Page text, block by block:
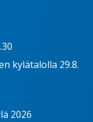
kylätalolla 29.8.
2026